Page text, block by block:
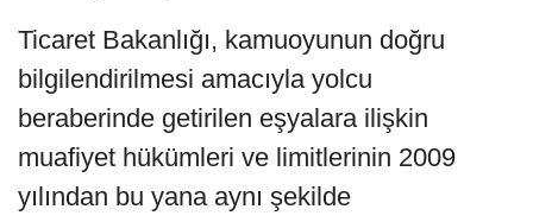
Ticaret Bakanlığı, kamuoyunun doğru
bilgilendirilmesi amacıyla yolcu
beraberinde getirilen eşyalara ilişkin
muafiyet hükümleri ve limitlerinin 2009
yılından bu yana aynı şekilde